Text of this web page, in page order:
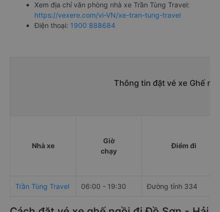
Xem địa chỉ văn phòng nhà xe Trần Tùng Travel:
https://vexere.com/vi-VN/xe-tran-tung-travel
Điện thoại: 1900 888684
Thông tin đặt vé xe Ghế
Nhà xe
Giờ
chạy
Điểm đi
Trần Tùng Travel 06:00 - 19:30 Đường tỉnh 334